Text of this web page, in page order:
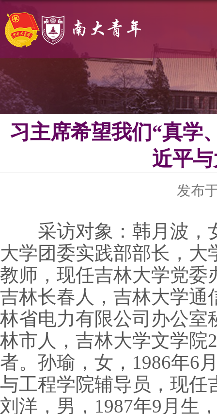
习主席希望我们“真
近平
发布
采访对象：韩月波，女
大学团委实践部部长，
教师，现任吉林大学党委
吉林长春人，吉林大学通
林省电力有限公司办公室
林市人，吉林大学文学院
者。孙瑜，女，1986年6
与工程学院辅导员，现任
刘洋，男，1987年9月生